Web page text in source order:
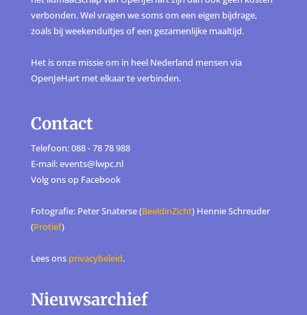
verbonden. Wel vragen we soms om een eigen bijdrage,
zoals bij weekenduitjes of een gezamenlijke maaltijd.
Het is onze missie om in heel Nederland mensen via
OpenJeHart met elkaar te verbinden.
Contact
Telefoon: 088 - 78 78 988
E-mail: events@lwpc.nl
Volg ons op Facebook
Fotografie: Peter Snaterse (BeeldinZicht) Hennie Schreuder
(Protief)
Lees ons privacybeleid.
Nieuwsarchief